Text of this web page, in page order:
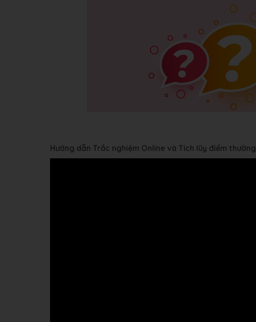
Hướng dẫn Trắc nghiệm Online và Tích lũy điểm thưởng